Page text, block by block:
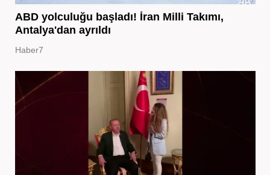
ABD yolculuğu başladı! İran Milli Takımı,
Antalya'dan ayrıldı
Haber7